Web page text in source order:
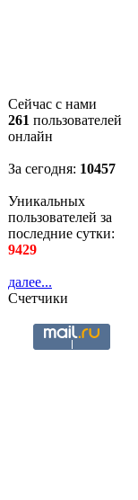
Сейчас с нами
261 пользователей
онлайн
За сегодня: 10457
Уникальных
пользователей за
последние сутки:
9429
далее...
Счетчики